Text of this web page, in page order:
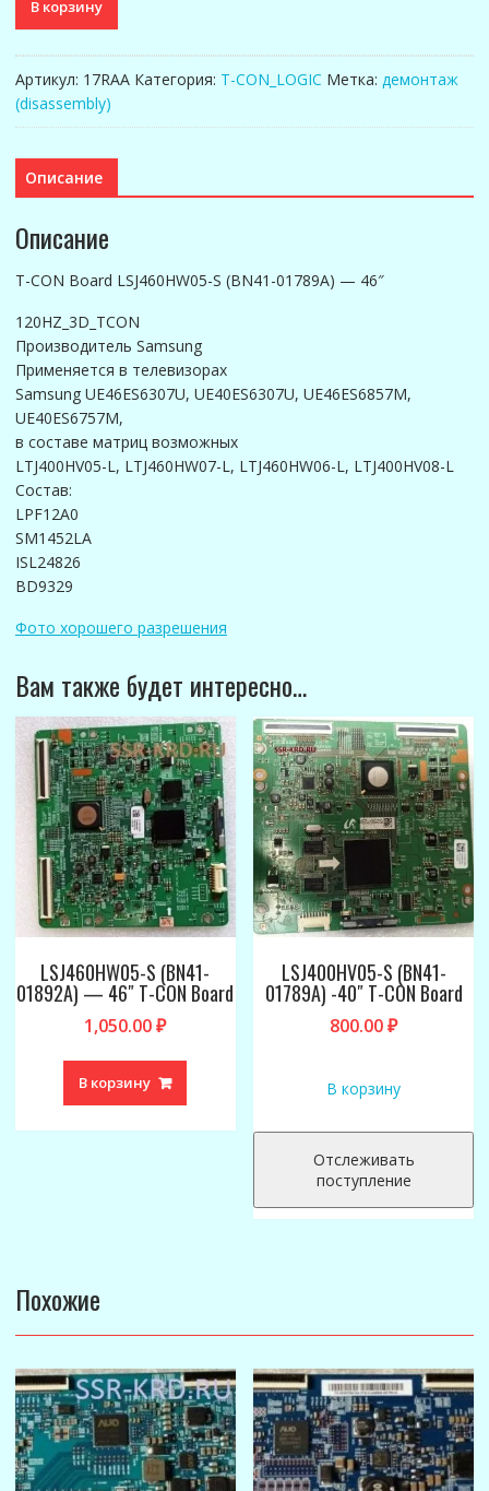
товара
(BN41-
01789A)
46"
T-
Board
В корзину
Артикул: 17RAA Категория: T-CON_LOGIC Метка: демонтаж
(disassembly)
Описание
Описание
T-CON Board LSJ460HW05-S (BN41-01789A) — 46″
120HZ_3D_TCON
Производитель Samsung
Применяется в телевизорах
Samsung UE46ES6307U, UE40ES6307U, UE46ES6857M,
UE40ES6757M,
в составе матриц возможных
LTJ400HV05-L, LTJ460HW07-L, LTJ460HW06-L, LTJ400HV08-L
Состав:
LPF12A0
SM1452LA
ISL24826
BD9329
Фото хорошего разрешения
Вам также будет интересно…
LSJ460HW05-S (BN41-
01892A) — 46″ T-CON Board
1,050.00₽
В корзину
LSJ400HV05-S (BN41-
01789A) -40″ T-CON Board
800.00₽
В корзину
Отслеживать
поступление
Похожие